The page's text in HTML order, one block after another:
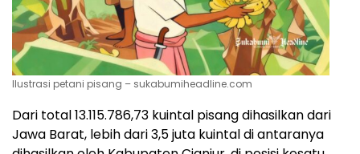
Ilustrasi petani pisang – sukabumiheadline.com
Dari total 13.115.786,73 kuintal pisang dihasilkan dari
Jawa Barat, lebih dari 3,5 juta kuintal di antaranya